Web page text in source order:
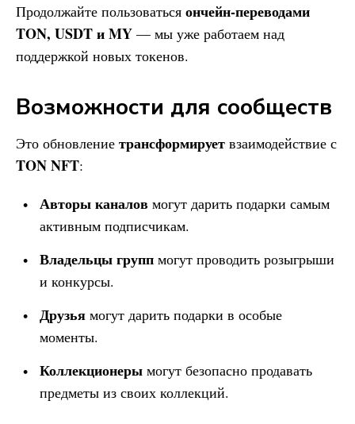
Продолжайте пользоваться ончейн-переводами
TON, USDT и MY — мы уже работаем над
поддержкой новых токенов.
Возможности для сообществ
Это обновление трансформирует взаимодействие с
TON NFT:
Авторы каналов могут дарить подарки самым
активным подписчикам.
Владельцы групп могут проводить розыгрыши
и конкурсы.
Друзья могут дарить подарки в особые
моменты.
Коллекционеры могут безопасно продавать
предметы из своих коллекций.